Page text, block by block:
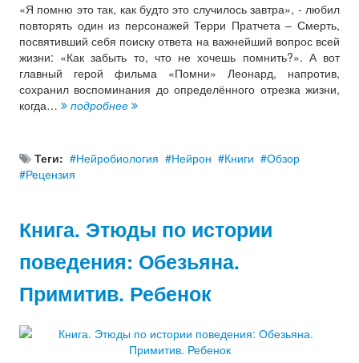
«Я помню это так, как будто это случилось завтра», - любил
повторять один из персонажей Терри Пратчета – Смерть,
посвятивший себя поиску ответа на важнейший вопрос всей
жизни: «Как забыть то, что не хочешь помнить?». А вот
главный герой фильма «Помни» Леонард, напротив,
сохранил воспоминания до определённого отрезка жизни,
когда…
подробнее
Теги: Нейробиология Нейрон Книги
Обзор
Рецензия
Книга. Этюды по истории
поведения: Обезьяна.
Примитив. Ребенок